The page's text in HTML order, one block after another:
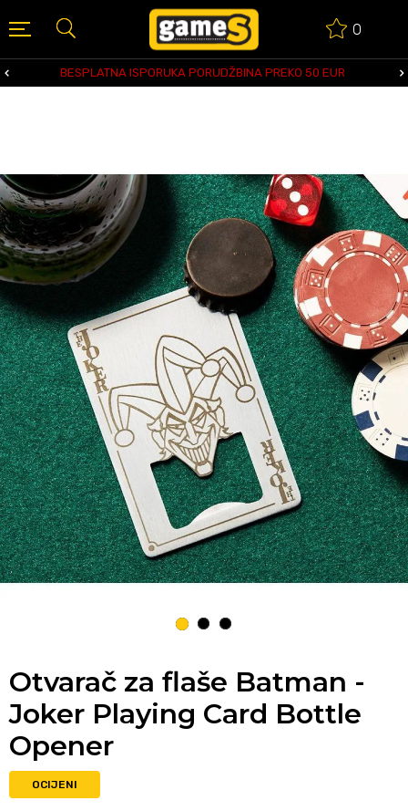
0
BESPLATNA ISPORUKA PORUDŽBINA PREKO 50 EUR
1 2 3
Otvarač za flaše Batman -
Joker Playing Card Bottle
Opener
OCIJENI